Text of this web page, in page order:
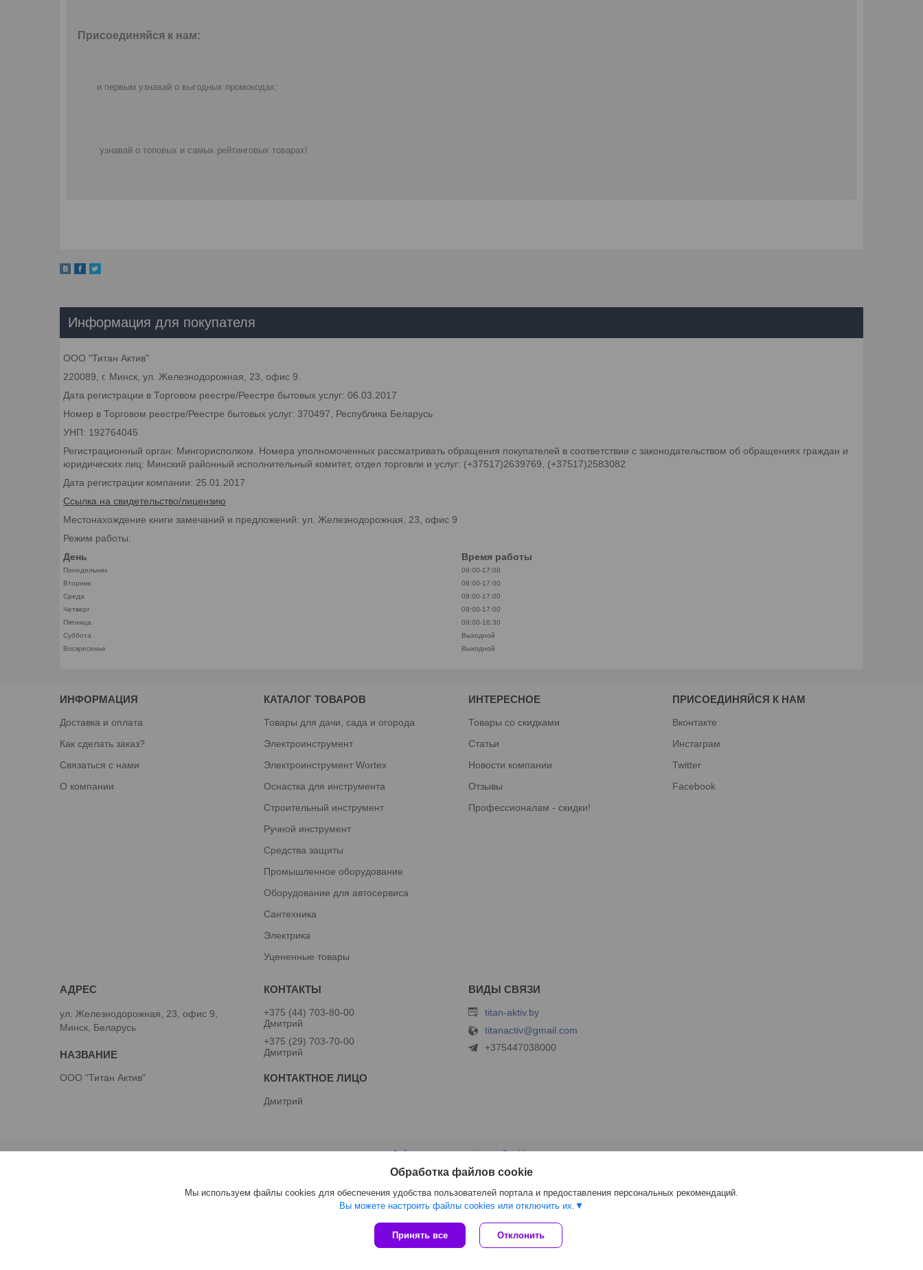
Присоединяйся к нам:
и первым узнавай о выгодных промокодах;
узнавай о топовых и самых рейтинговых товарах!
Информация для покупателя
ООО "Титан Актив"
220089, г. Минск, ул. Железнодорожная, 23, офис 9.
Дата регистрации в Торговом реестре/Реестре бытовых услуг: 06.03.2017
Номер в Торговом реестре/Реестре бытовых услуг: 370497, Республика Беларусь
УНП: 192764045
Регистрационный орган: Мингорисполком. Номера уполномоченных рассматривать обращения покупателей в соответствии с законодательством об обращениях граждан и
юридических лиц: Минский районный исполнительный комитет, отдел торговли и услуг: (+37517)2639769, (+37517)2583082
Дата регистрации компании: 25.01.2017
Ссылка на свидетельство/лицензию
Местонахождение книги замечаний и предложений: ул. Железнодорожная, 23, офис 9
Режим работы:
День
Время работы
Понедельник
09:00-17:00
Вторник
09:00-17:00
Среда
09:00-17:00
Четверг
09:00-17:00
Пятница
09:00-16:30
Суббота
Выходной
Воскресенье
Выходной
ИНФОРМАЦИЯ
Доставка и оплата
Как сделать заказ?
Связаться с нами
О компании
КАТАЛОГ ТОВАРОВ
Товары для дачи, сада и огорода
Электроинструмент
Электроинструмент Wortex
Оснастка для инструмента
Строительный инструмент
Ручной инструмент
Средства защиты
Промышленное оборудование
Оборудование для автосервиса
Сантехника
Электрика
Уцененные товары
ИНТЕРЕСНОЕ
Товары со скидками
Статьи
Новости компании
Отзывы
Профессионалам - скидки!
ПРИСОЕДИНЯЙСЯ К НАМ
Вконтакте
Инстаграм
Twitter
Facebook
ул. Железнодорожная, 23, офис 9,
Минск, Беларусь
ООО "Титан Актив"
+375 (44) 703-80-00
Дмитрий
+375 (29) 703-70-00
Дмитрий
Дмитрий
titan-aktiv.by
titanactiv@gmail.com
+375447038000
Сайт создан на платформе Deal.by
Политика обработки файлов cookies
Обработка файлов cookie
Мы используем файлы cookies для обеспечения удобства пользователей портала и предоставления персональных рекомендаций.
Вы можете настроить файлы cookies или отключить их.
Принять все Отклонить
ООО "Титан Актив" | Пожаловаться на контент
Select Language ▼